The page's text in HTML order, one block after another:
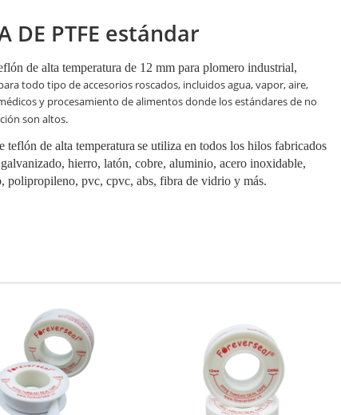
DE PTFE estándar
de alta temperatura de 12 mm para plomero industrial,
todo tipo de accesorios roscados, incluidos agua, vapor, aire,
y procesamiento de alimentos donde los estándares de no
son altos.
teflón de alta temperatura se utiliza en todos los hilos fabricados
hierro, latón, cobre, aluminio, acero inoxidable,
polipropileno, pvc, cpvc, abs, fibra de vidrio y más.